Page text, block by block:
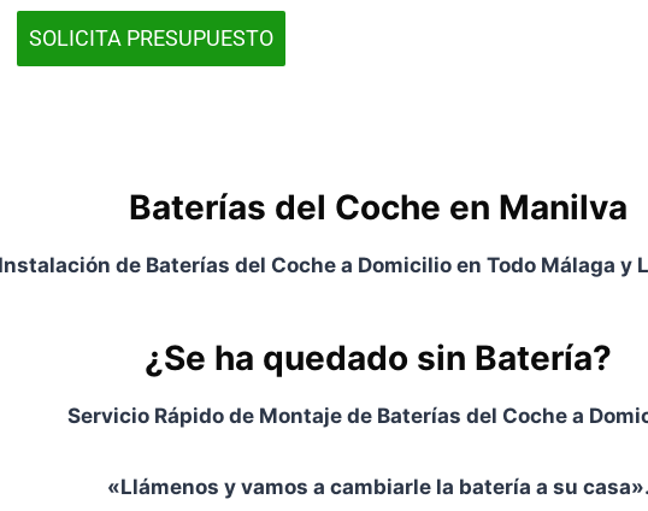
SOLICITA PRESUPUESTO
Baterías del Coche en Manilva
Instalación de Baterías del Coche a Domicilio en Todo Málaga y
¿Se ha quedado sin Batería?
Servicio Rápido de Montaje de Baterías del Coche a
«Llámenos y vamos a cambiarle la batería a su casa».